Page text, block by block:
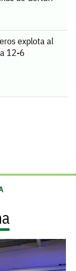
explota al
12-6